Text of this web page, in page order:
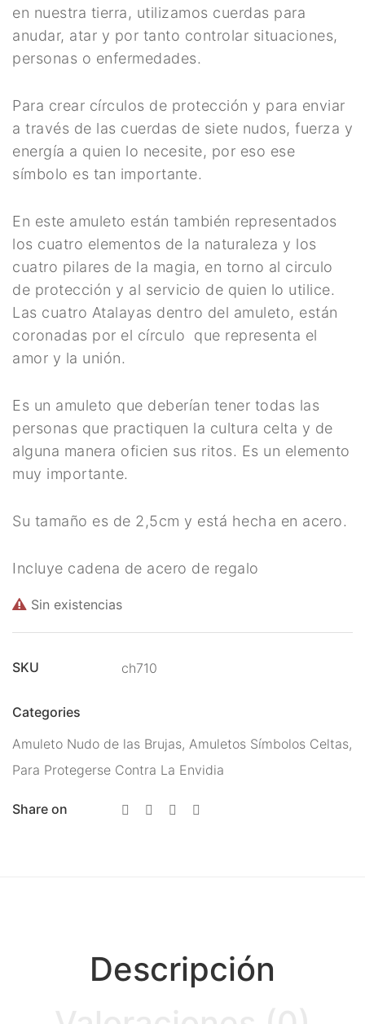
Para Atraer La Suerte
Para El Amor
Para El Trabajo
Para Equilibrio Emocional
Aceites para ritual
Baños y Despojos
Hierbas y Plantas para
Ritual
Inciensos y Resinas para
Jabón Esotérico
Cartas de Tarot
Chakras
Para Fertilidad y Bebés
Para La Salud
Energías
Para Protegerse Contra La
Envidia
Péndulos, Runas y
Cartas de Tarot
en nuestra tierra, utilizamos cuerdas para
anudar, atar y por tanto controlar situaciones,
personas o enfermedades.
Para crear círculos de protección y para enviar
a través de las cuerdas de siete nudos, fuerza y
energía a quien lo necesite, por eso ese
símbolo es tan importante.
En este amuleto están también representados
los cuatro elementos de la naturaleza y los
cuatro pilares de la magia, en torno al circulo
de protección y al servicio de quien lo utilice.
Las cuatro Atalayas dentro del amuleto, están
coronadas por el círculo que representa el
amor y la unión.
Es un amuleto que deberían tener todas las
personas que practiquen la cultura celta y de
alguna manera oficien sus ritos. Es un elemento
muy importante.
Su tamaño es de 2,5cm y está hecha en acero.
Incluye cadena de acero de regalo
Sin existencias
SKU ch710
Categories
Amuleto Nudo de las Brujas, Amuletos Símbolos Celtas,
Para Protegerse Contra La Envidia
Share on
Descripción